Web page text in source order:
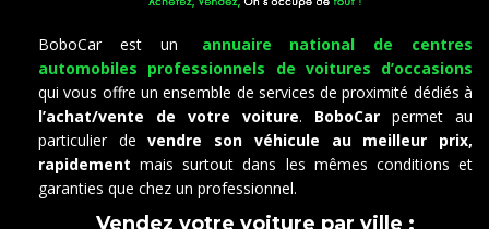
BoboCar est un
annuaire national de centres
automobiles professionnels
de voitures d’occasions
qui vous offre un ensemble de services de proximité dédiés à
l’achat/vente de votre voiture. BoboCar permet au
particulier devendre son véhicule au meilleur prix,
rapidement mais surtout dans les mêmes conditions et
garanties que chez un professionnel.
Vendez votre voiture par ville :